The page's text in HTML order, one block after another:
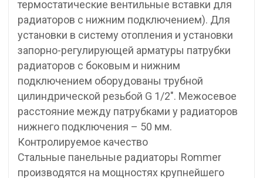
термостатические вентильные вставки для
радиаторов с нижним подключением). Для
установки в систему отопления и установки
запорно-регулирующей арматуры патрубки
радиаторов с боковым и нижним
подключением оборудованы трубной
цилиндрической резьбой G 1/2″. Межосевое
расстояние между патрубками у радиаторов
нижнего подключения – 50 мм.
Контролируемое качество
Стальные панельные радиаторы Rommer
производятся на мощностях крупнейшего